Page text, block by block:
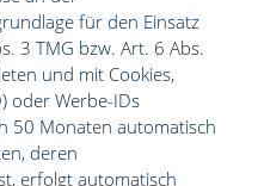
für den Einsatz
3 TMG bzw. Art. 6 Abs.
und mit Cookies,
oder Werbe-IDs
50 Monaten automatisch
deren
erfolgt automatisch